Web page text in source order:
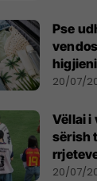
Pse
20/07/
Vëllai i
sërish
20/07/